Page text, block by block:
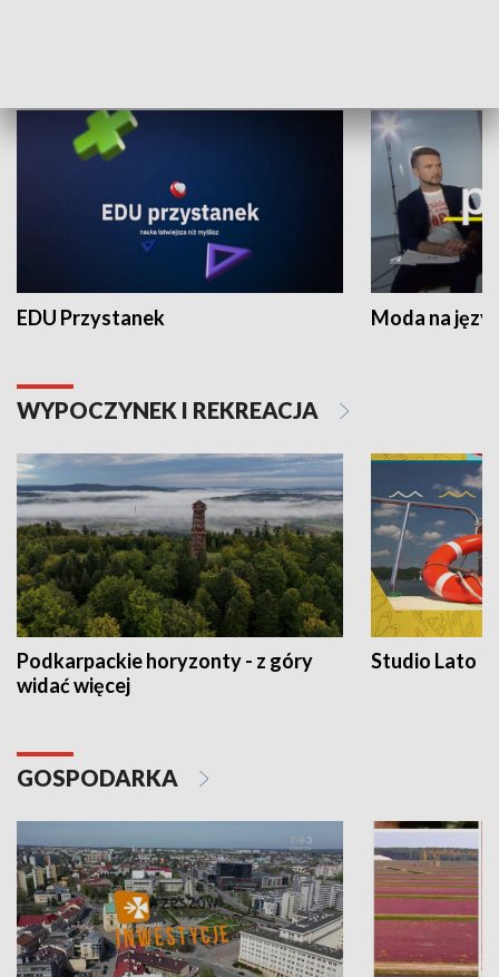
EDU Przystanek Moda na
WYPOCZYNEK I REKREACJA
Podkarpackie horyzonty - z góry
widać więcej
Studio Lato
GOSPODARKA